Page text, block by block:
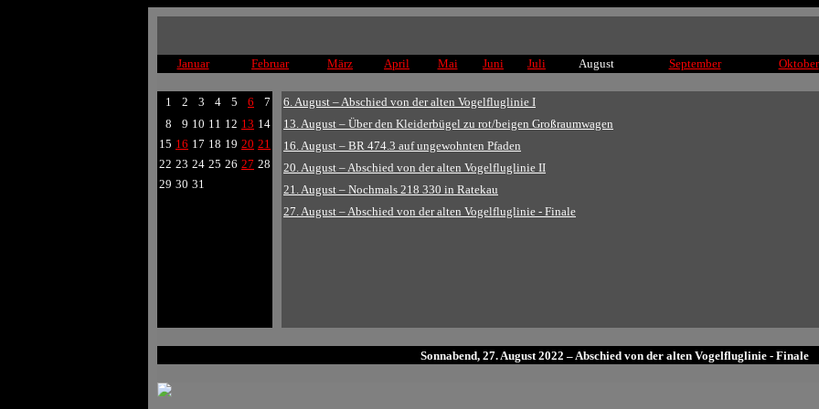
Januar Februar März April Mai Juni Juli August September Oktober
1 2 3 4 5 6
7
8
9 10 11 12 13 14
15 16 17 18 19 20 21
22 23 24 25 26 27 28
29 30 31
6. August – Abschied von der alten Vogelfluglinie I
13. August – Über den Kleiderbügel zu rot/beigen Großraumwagen
16. August – BR 474.3 auf ungewohnten Pfaden
20. August – Abschied von der alten Vogelfluglinie II
21. August – Nochmals 218 330 in Ratekau
27. August – Abschied von der alten Vogelfluglinie - Finale
Sonnabend, 27. August 2022 – Abschied von der alten Vogelfluglinie - Finale